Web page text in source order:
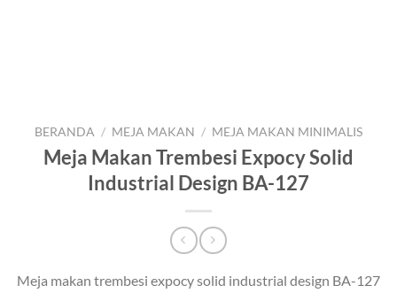
BERANDA / MEJA MAKAN / MEJA MAKAN MINIMALIS
Meja Makan Trembesi Expocy Solid
Industrial Design BA-127
Meja makan trembesi expocy solid industrial design BA-127